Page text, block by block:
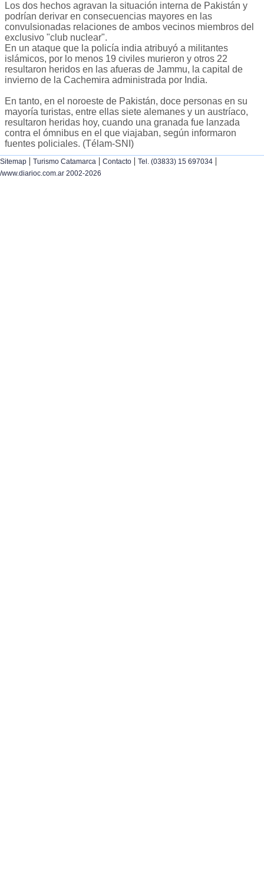
Los dos hechos agravan la situación interna de Pakistán y
podrían derivar en consecuencias mayores en las
convulsionadas relaciones de ambos vecinos miembros del
exclusivo "club nuclear".
En un ataque que la policía india atribuyó a militantes
islámicos, por lo menos 19 civiles murieron y otros 22
resultaron heridos en las afueras de Jammu, la capital de
invierno de la Cachemira administrada por India.
En tanto, en el noroeste de Pakistán, doce personas en su
mayoría turistas, entre ellas siete alemanes y un austríaco,
resultaron heridas hoy, cuando una granada fue lanzada
contra el ómnibus en el que viajaban, según informaron
fuentes policiales. (Télam-SNI)
Sitemap | Turismo Catamarca | Contacto | Tel. (03833) 15 697034 |
/www.diarioc.com.ar 2002-2026